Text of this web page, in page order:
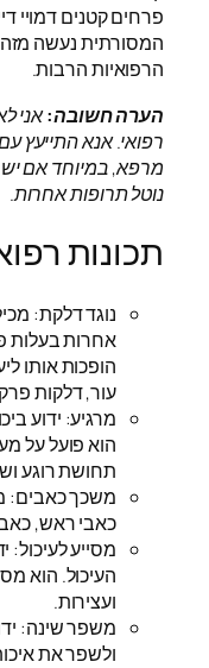
פרחים קטנים דמויי
המסורתית נעשה מזה
הרפואיות הרבות.
הערה חשובה:אני
רפואי. אנא התייעץ
מרפא, במיוחד אם יש
נוטל תרופות אחרות.
תכונות
נוגד דלקת:
אחרות בעלות
הופכות אותו
עור, דלקות
מרגיע: ידוע
הוא פועל על
תחושת רוגע
משכך כאבים:
כאבי ראש,
מסייע
העיכול. הוא
ועצירות.
משפר שינה:
ולשפר את